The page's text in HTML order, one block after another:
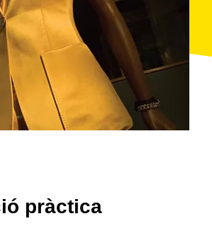
pràctica